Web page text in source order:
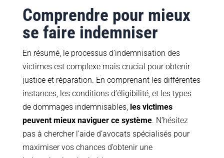
Comprendre pour mieux
se faire indemniser
En résumé, le processus d’indemnisation des
victimes est complexe mais crucial pour obtenir
justice et réparation. En comprenant les différentes
instances, les conditions d’éligibilité, et les types
de dommages indemnisables, les victimes
peuvent mieux naviguer ce système. N’hésitez
pas à chercher l’aide d’avocats spécialisés pour
maximiser vos chances d’obtenir une